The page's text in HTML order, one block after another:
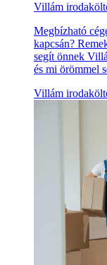
Villám
Megbízható
kapcsán?
segít önnek
és mi örömmel
Villám